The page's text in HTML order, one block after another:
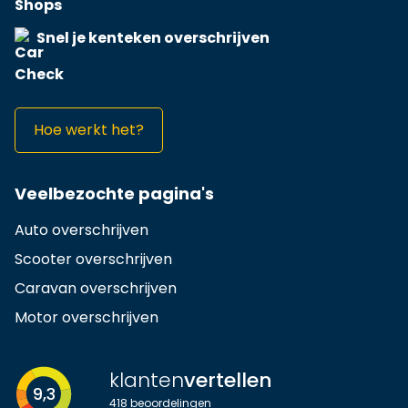
Snel je kenteken overschrijven
Hoe werkt het?
Veelbezochte pagina's
Auto overschrijven
Scooter overschrijven
Caravan overschrijven
Motor overschrijven
9,3 klantenvertellen
418 beoordelingen